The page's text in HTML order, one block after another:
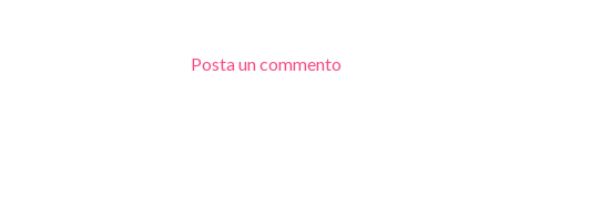
Posta un commento